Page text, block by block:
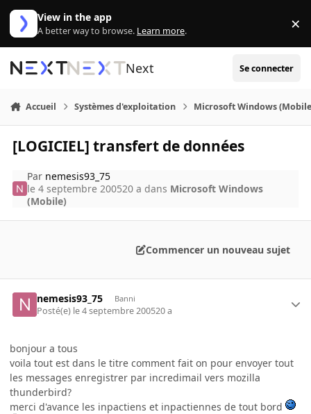
Aller au contenu
View in the app
A better way to browse. Learn more. ×
Next Se connecter
Accueil Systèmes d'exploitation Microsoft Windows
[LOGICIEL] transfert de données
Par nemesis93_75
le 4 septembre 200520 a dans Microsoft Windows
(Mobile)
Commencer un nouveau sujet
nemesis93_75 Banni
Posté(e) le 4 septembre 200520 a
bonjour a tous
voila tout est dans le titre comment fait on pour envoyer tout
les messages enregistrer par incredimail vers mozilla
thunderbird?
merci d'avance les inpactiens et inpactiennes de tout bord